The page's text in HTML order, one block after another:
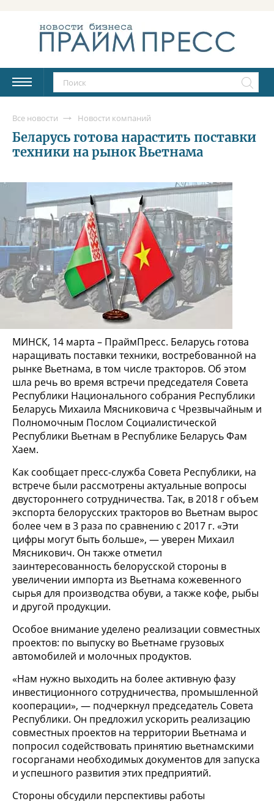
Все новости Новости компаний
Беларусь готова нарастить поставки
техники на рынок Вьетнама
МИНСК, 14 марта – ПраймПресс. Беларусь готова
наращивать поставки техники, востребованной на
рынке Вьетнама, в том числе тракторов. Об этом
шла речь во время встречи председателя Совета
Республики Национального собрания Республики
Беларусь Михаила Мясниковича с Чрезвычайным и
Полномочным Послом Социалистической
Республики Вьетнам в Республике Беларусь Фам
Хаем.
Как сообщает пресс-служба Совета Республики, на
встрече были рассмотрены актуальные вопросы
двустороннего сотрудничества. Так, в 2018 г объем
экспорта белорусских тракторов во Вьетнам вырос
более чем в 3 раза по сравнению с 2017 г. «Эти
цифры могут быть больше», — уверен Михаил
Мясникович. Он также отметил
заинтересованность белорусской стороны в
увеличении импорта из Вьетнама кожевенного
сырья для производства обуви, а также кофе, рыбы
и другой продукции.
Особое внимание уделено реализации совместных
проектов: по выпуску во Вьетнаме грузовых
автомобилей и молочных продуктов.
«Нам нужно выходить на более активную фазу
инвестиционного сотрудничества, промышленной
кооперации», — подчеркнул председатель Совета
Республики. Он предложил ускорить реализацию
совместных проектов на территории Вьетнама и
попросил содействовать принятию вьетнамскими
госорганами необходимых документов для запуска
и успешного развития этих предприятий.
Стороны обсудили перспективы работы